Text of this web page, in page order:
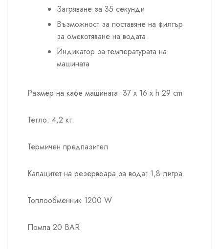
Загряване за 35 секунди
Възможност за поставяне на филтър
за омекотяване на водата
Индикатор за температурата на
машината
Размер на кафе машината: 37 x 16 x h 29 cm
Тегло: 4,2 кг.
Термичен предпазител
Капацитет на резервоара за вода: 1,8 литра
Топлообменник 1200 W
Помпа 20 BAR